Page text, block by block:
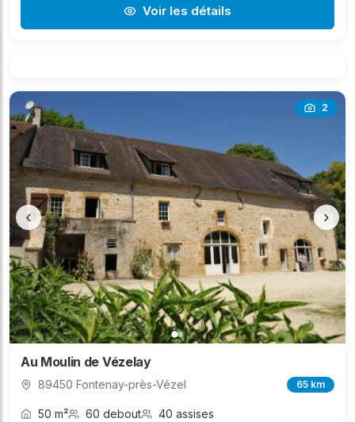
Voir les détails
2
‹ ›
Au Moulin de Vézelay
89450 Fontenay-près-Vézel 65 km
50 m² 60 debout 40 assises